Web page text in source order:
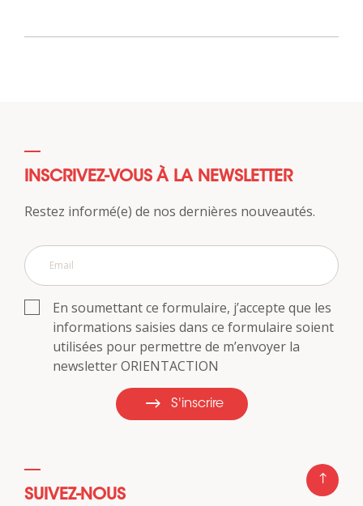
INSCRIVEZ-VOUS À LA NEWSLETTER
Restez informé(e) de nos dernières nouveautés.
En soumettant ce formulaire, j’accepte que les
informations saisies dans ce formulaire soient
utilisées pour permettre de m’envoyer la
newsletter ORIENTACTION
S'inscrire
SUIVEZ-NOUS